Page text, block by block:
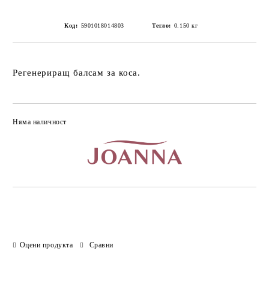
Код: 5901018014803 Тегло: 0.150 кг
Регенериращ балсам за коса.
Няма наличност
Оцени продукта Сравни